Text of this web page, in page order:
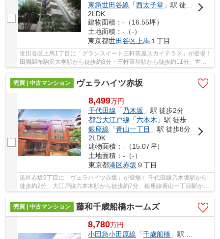
東急世田谷線 「西太子堂 」駅 徒歩13分
2LDK
建物面積：-（16.55坪）
土地面積：-（-）
東京都世田谷区 上馬 １丁目
世田谷区上馬1丁目に「グランスイート三軒茶屋スカイテラス」が登場！
田園調布駒沢大学駅から徒歩約8分・三軒茶屋駅から徒歩約11分、世田
谷線西太子堂駅から徒歩約13分。 2路線3駅利...
売買 | 中古マンション
ヴェラハイツ赤坂
8,499万円
千代田線 「乃木坂 」駅 徒歩2分
都営大江戸線 「六本木 」駅 徒歩7分
銀座線 「青山一丁目 」駅 徒歩8分
2LDK
建物面積：-（15.07坪）
土地面積：-（-）
東京都港区赤坂 ９丁目
港区赤坂9丁目に「ヴェラハイツ赤坂」が登場！ 千代田線乃木坂駅から
徒歩約2分、大江戸線六本木駅から徒歩約7分、銀座線青山一丁目駅から
徒歩約8分。 5路線3駅利用可能な大変便利な立...
売買 | 中古マンション
藤和千歳船橋ホームズ
8,780万円
小田急小田原線 「千歳船橋 」駅 徒歩6分